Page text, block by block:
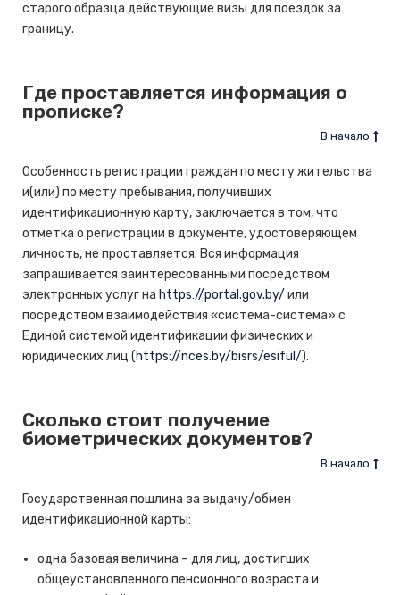
старого образца действующие визы для поездок за
границу.
Где проставляется информация о
прописке?
В начало
Особенность регистрации граждан по месту жительства
и(или) по месту пребывания, получивших
идентификационную карту, заключается в том, что
отметка о регистрации в документе, удостоверяющем
личность, не проставляется. Вся информация
запрашивается заинтересованными посредством
электронных услуг на https://portal.gov.by/ или
посредством взаимодействия «система-система» с
Единой системой идентификации физических и
юридических лиц (https://nces.by/bisrs/esiful/).
Сколько стоит получение
биометрических документов?
В начало
Государственная пошлина за выдачу/обмен
идентификационной карты:
одна базовая величина – для лиц, достигших
общеустановленного пенсионного возраста и